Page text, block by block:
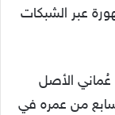
عبر الشبكات
عُماني الأصل
من عمره في